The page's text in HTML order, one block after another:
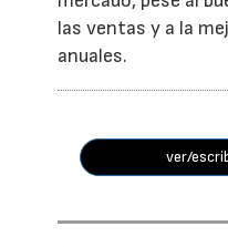
las ventas y a la
anuales.
ver/